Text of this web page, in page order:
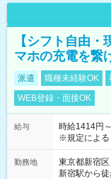
【シフト自由
マホの充電を繋
派遣 職種未経験OK
WEB登録・面接OK
給与
時給1414円
※規定による
勤務地
東京都新宿区
新宿駅から